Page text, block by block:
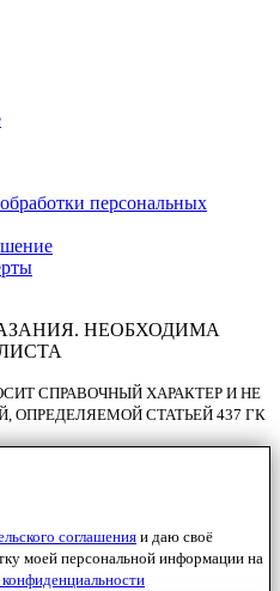
персональных
НЕОБХОДИМА
СПРАВОЧНЫЙ ХАРАКТЕР И НЕ
ОПРЕДЕЛЯЕМОЙ СТАТЬЕЙ 437 ГК
соглашенияи даю своё
моей персональной информации на